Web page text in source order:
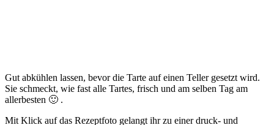
Gut abkühlen lassen, bevor die Tarte auf einen Teller gesetzt wird.
Sie schmeckt, wie fast alle Tartes, frisch und am selben Tag am
allerbesten 🙂 .
Mit Klick auf das Rezeptfoto gelangt ihr zu einer druck- und